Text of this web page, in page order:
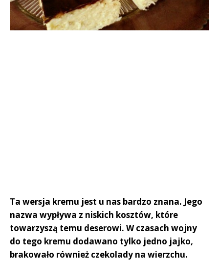
Ta wersja kremu jest u nas bardzo znana. Jego
nazwa wypływa z niskich kosztów, które
towarzyszą temu deserowi. W czasach wojny
do tego kremu dodawano tylko jedno jajko,
brakowało również czekolady na wierzchu.